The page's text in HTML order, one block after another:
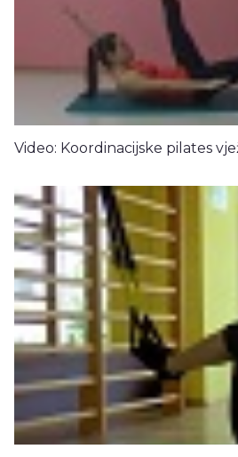
Video: Koordinacijske pilates